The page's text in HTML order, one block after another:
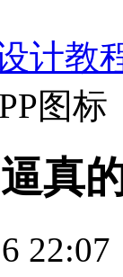
计教
图标
真
22:07